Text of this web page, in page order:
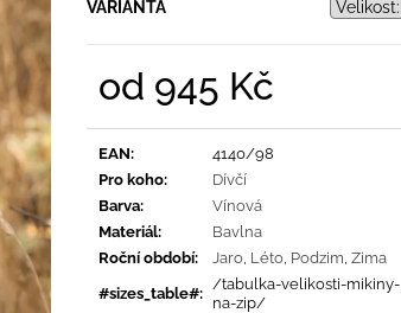
VARIANTA
od 945 Kč
EAN:
4140/98
Pro koho:
Dívčí
Barva:
Vínová
Materiál:
Bavlna
Roční období: Jaro Léto Podzim Zima
#sizes_table#:
/tabulka-velikosti-mikiny-
na-zip/